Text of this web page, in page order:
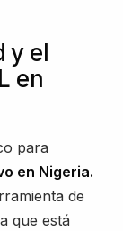
y el
en
para
en Nigeria.
de
que está